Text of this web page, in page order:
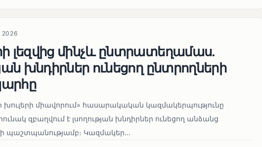
լեզվից մինչև ընտրատեղամաս.
խնդիրներ ունեցող ընտրողների
միավորում» հասարակական կազմակերպությունը
զբաղվում է լսողության խնդիրներ ունեցող անձանց
պաշտպանությամբ։ Կազմակեր...